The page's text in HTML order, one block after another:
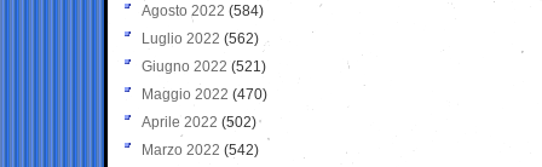
Agosto 2022 (584)
Luglio 2022 (562)
Giugno 2022 (521)
Maggio 2022 (470)
Aprile 2022 (502)
Marzo 2022 (542)